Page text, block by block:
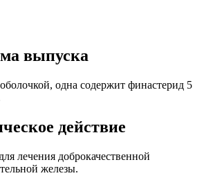
выпуска
одна содержит финастерид 5
действие
лечения доброкачественной
железы.